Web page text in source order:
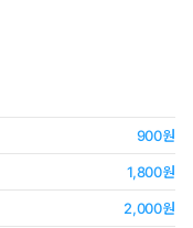
900원
1,800원
2,000원